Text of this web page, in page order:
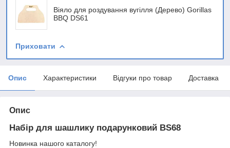
Віяло для роздування вугілля (Дерево) Gorillas
BBQ DS61
Приховати
Опис Характеристики Відгуки про товар Доставка
Опис
Набір для шашлику подарунковий BS68
Новинка нашого каталогу!